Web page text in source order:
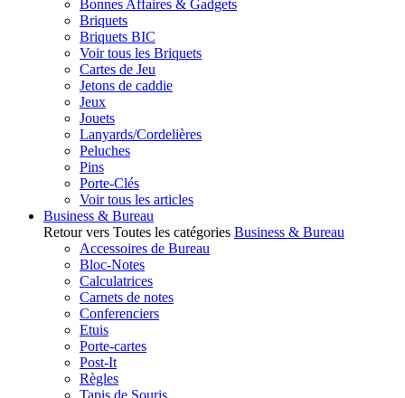
Bonnes Affaires & Gadgets
Briquets
Briquets BIC
Voir tous les Briquets
Cartes de Jeu
Jetons de caddie
Jeux
Jouets
Lanyards/Cordelières
Peluches
Pins
Porte-Clés
Voir tous les articles
Business & Bureau
Retour vers Toutes les catégories Business & Bureau
Accessoires de Bureau
Bloc-Notes
Calculatrices
Carnets de notes
Conferenciers
Etuis
Porte-cartes
Post-It
Règles
Tapis de Souris